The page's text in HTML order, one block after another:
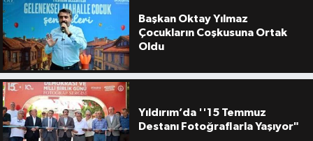
Başkan Oktay Yılmaz
Çocukların Coşkusuna Ortak
Oldu
Yıldırım’da ''15 Temmuz
Destanı Fotoğraflarla Yaşıyor"